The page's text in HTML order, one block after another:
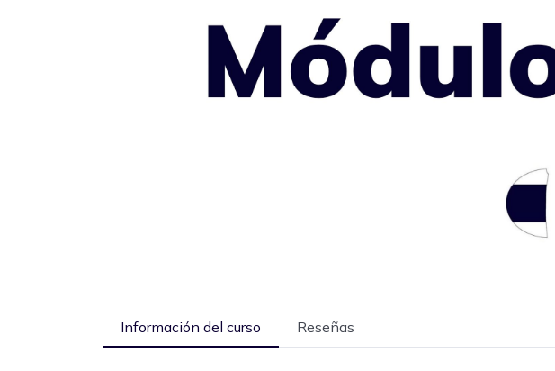
Información del curso Reseñas